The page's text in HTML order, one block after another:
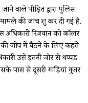
वाले पीड़ित द्वारा पुलिस
की जांच शुरू कर दी गई है.
अधिकारी रिजवान को कॉलर
जीप में बैठने के लिए कहते
उसे इतनी जोर से थप्पड़
पास से दूसरी गाड़ियां गुजर